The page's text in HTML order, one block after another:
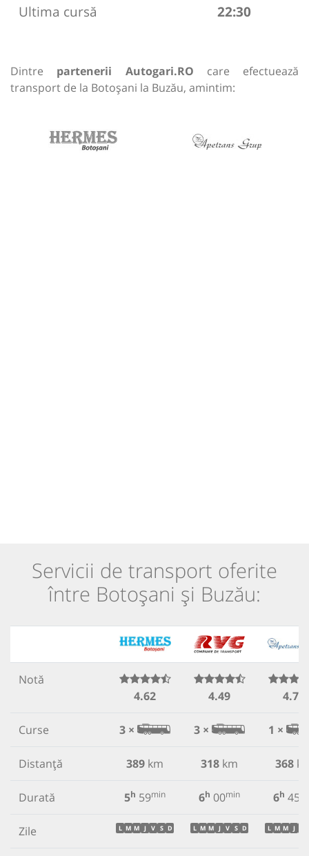
Ultima cursă
22:30
Dintre partenerii Autogari.RO care efectuează
transport de la Botoșani la Buzău, amintim:
Servicii de transport oferite
între Botoșani și Buzău:
Notă
4.62
4.49 4.77
Curse 3 × 3 × 1 ×
Distanță 389 km 318 km 368
Durată 5h 59min 6h 00min 6h 45
Zile L M M J V S D L M M J V S D L M M J